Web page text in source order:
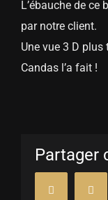
L’ébauche de ce
par notre client.
Une vue 3 D
Candas l’a fait !
Partager
Facebook